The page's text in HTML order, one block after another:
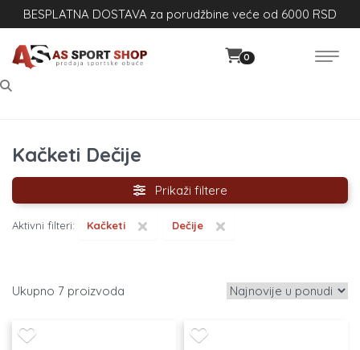
BESPLATNA DOSTAVA za porudžbine veće od 6000 RSD
0
Kačketi Dečije
Prikaži filtere
Aktivni filteri: ×
Kačketi ×
Dečije
7